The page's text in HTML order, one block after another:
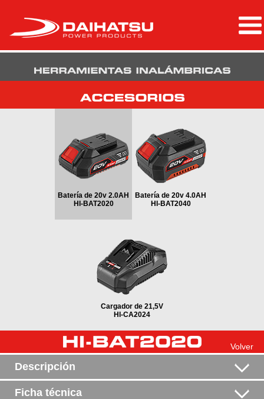
Batería de 20v 2.0AH
HI-BAT2020
Batería de 20v 4.0AH
HI-BAT2040
Cargador de 21,5V
HI-CA2024
Volver
Descripción
Batería de 20 V / 2.0 AH.
Ficha técnica